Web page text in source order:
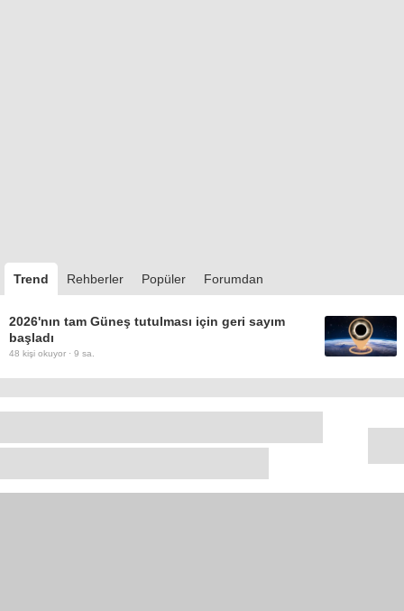
Trend Rehberler Popüler Forumdan
2026'nın tam Güneş tutulması için geri sayım
başladı
48 kişi okuyor · 9 sa.